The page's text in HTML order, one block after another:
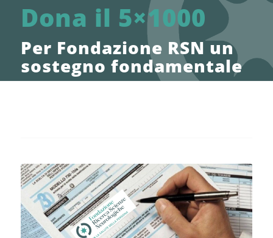
Dona il 5×1000
Per Fondazione RSN un
sostegno fondamentale